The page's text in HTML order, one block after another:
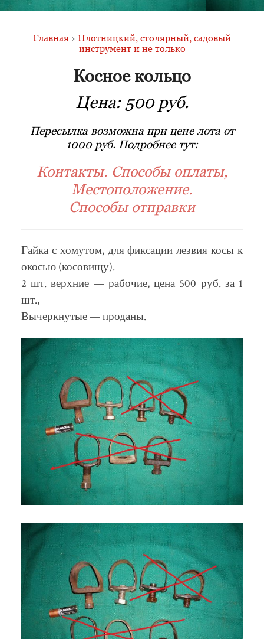
Главная › Плотницкий, столярный, садовый
инструмент и не только
Косное кольцо
Цена: 500 руб.
Пересылка возможна при цене лота от
1000 руб. Подробнее тут:
Контакты. Способы оплаты,
Местоположение.
Способы отправки
Гайка с хомутом, для фиксации лезвия косы к
окосью (косовищу).
2 шт. верхние — рабочие, цена 500 руб. за 1
шт.,
Вычеркнутые — проданы.